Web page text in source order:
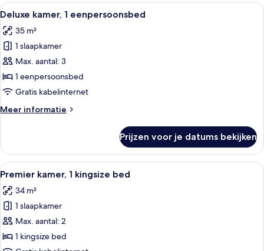
kingsize
Alle
foto's
voor
Deluxe
kamer,
1
eenpersoonsbed
Een hotelkamer met een bureau,
7
Deluxe kamer, 1 eenpersoonsbed
35 m²
1 slaapkamer
Max. aantal: 3
1 eenpersoonsbed
Gratis kabelinternet
Meer informatie
Meer
kamer,
eenpersoonsbed
Prijzen voor je datums bekijken
Alle
foto's
voor
Premier
kamer,
1
Hotelkamer met groot raam en
10
Premier kamer, 1 kingsize bed
34 m²
1 slaapkamer
Max. aantal: 2
1 kingsize bed